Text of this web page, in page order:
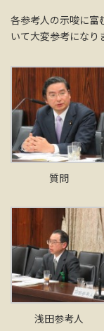
各参考人の示唆に富
いて大変参考になり
質問
浅田参考人